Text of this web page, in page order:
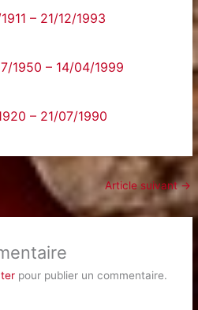
– 21/12/1993
1950 – 14/04/1999
– 21/07/1990
Article suivant→
pour publier un commentaire.